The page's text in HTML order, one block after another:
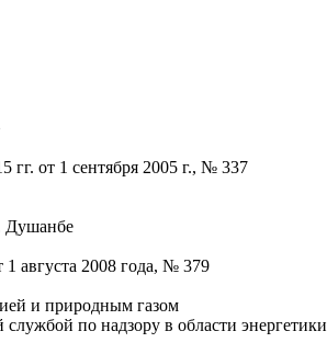
гг. от 1 сентября 2005 г., № 337
Душанбе
августа 2008 года, № 379
и природным газом
по надзору в области энергетики